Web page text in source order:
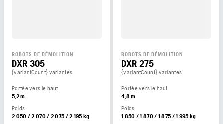
ROBOTS DE DÉMOLITION
DXR 305
{variantCount} variantes
Portée vers le haut
5,2 m
Poids
2 050 / 2 070 / 2 075 / 2 195 kg
ROBOTS DE DÉMOLITION
DXR 275
{variantCount} variantes
Portée vers le haut
4,8 m
Poids
1 850 / 1 870 / 1 875 / 1 995 kg